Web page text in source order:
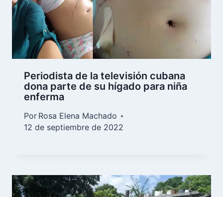
Periodista de la televisión cubana
dona parte de su hígado para niña
enferma
Por Rosa Elena Machado
12 de septiembre de 2022